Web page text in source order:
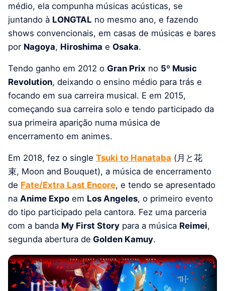
médio, ela compunha músicas acústicas, se
juntando à LONGTAL no mesmo ano, e fazendo
shows convencionais, em casas de músicas e bares
por Nagoya, Hiroshima e Osaka.
Tendo ganho em 2012 o Gran Prix no 5º Music
Revolution, deixando o ensino médio para trás e
focando em sua carreira musical. E em 2015,
começando sua carreira solo e tendo participado da
sua primeira aparição numa música de
encerramento em animes.
Em 2018, fez o single Tsuki to Hanataba ( 月と花
束, Moon and Bouquet), a música de encerramento
de Fate/Extra Last Encore, e tendo se apresentado
na Anime Expo em Los Angeles, o primeiro evento
do tipo participado pela cantora. Fez uma parceria
com a banda My First Story para a música Reimei,
segunda abertura de Golden Kamuy.